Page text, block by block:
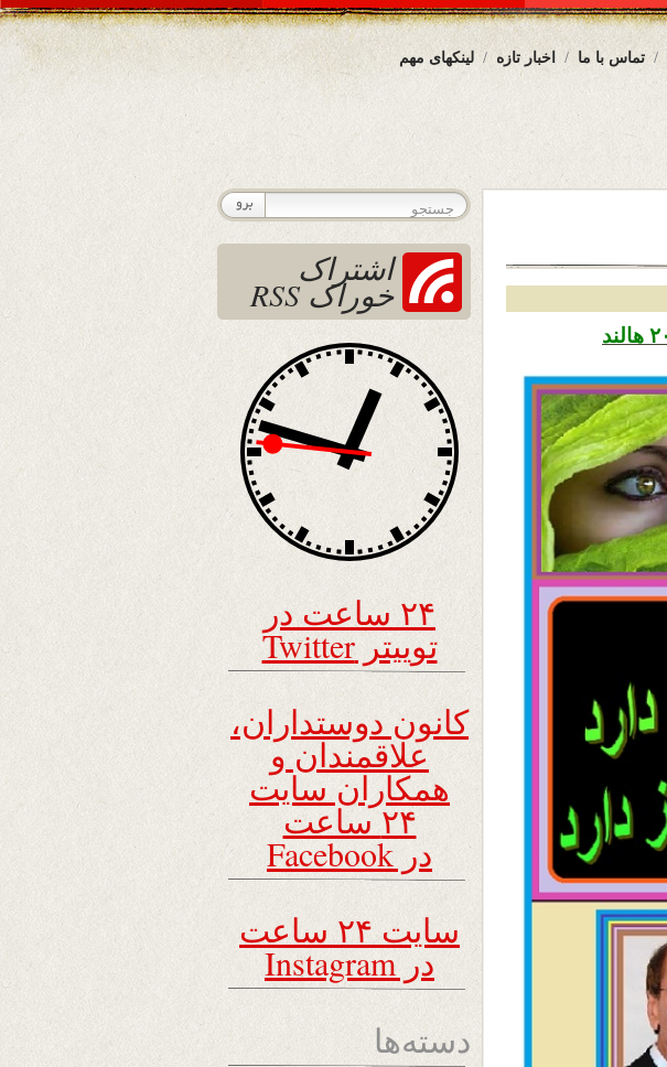
لینکهای مهم اخبار تازه تماس با ما
اشتراک
خوراک RSS
۲۴ ساعت در
توییتر Twitter
کانون دوستداران،
علاقمندان و
همکاران سایت
۲۴ ساعت
در Facebook
سایت ۲۴ ساعت
در Instagram
دسته‌ها